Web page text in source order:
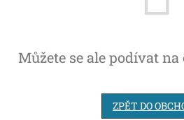
Můžete se ale podívat
ZPĚT DO